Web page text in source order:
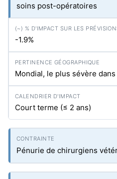
soins post-opératoires
-1.9%
Mondial, le plus sévère
Court terme (≤ 2 ans)
Pénurie de chirurgiens